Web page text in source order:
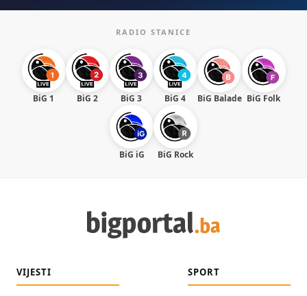
RADIO STANICE
BiG 1 BiG 2 BiG 3 BiG 4 BiG Balade BiG Folk
BiG iG BiG Rock
VIJESTI SPORT